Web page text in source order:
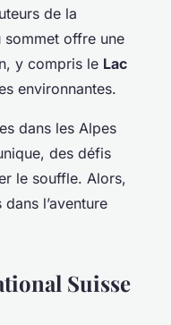
de la
sommet offre une
y compris le Lac
environnantes.
dans les Alpes
des défis
le souffle. Alors,
l’aventure
Suisse